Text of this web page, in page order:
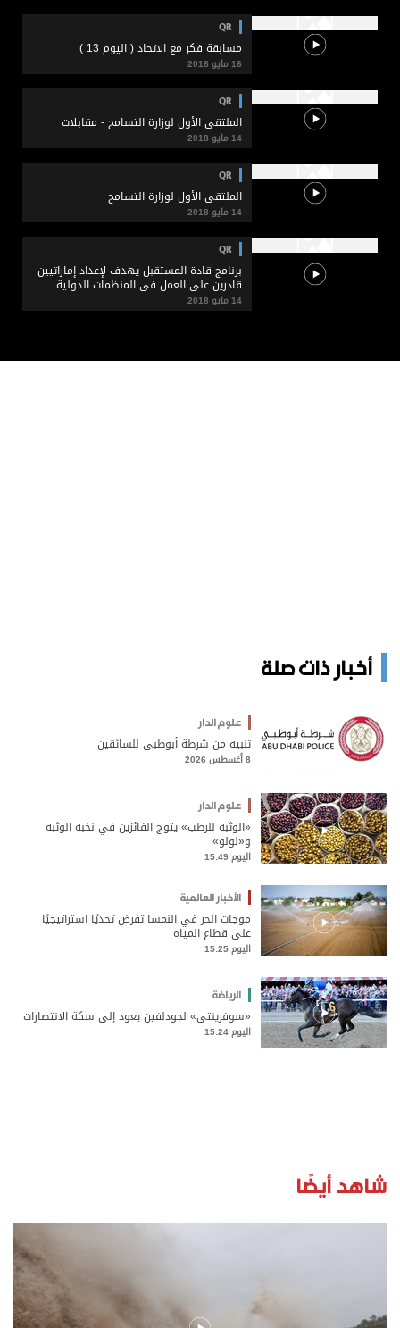
QR
مسابقة فكر مع الاتحاد ( اليوم 13 )
16 مايو 2018
QR
الملتقى الأول لوزارة التسامح - مقابلات
14 مايو 2018
QR
الملتقى الأول لوزارة التسامح
14 مايو 2018
QR
برنامج قادة المستقبل يهدف لإعداد إماراتيين
قادرين على العمل في المنظمات الدولية
14 مايو 2018
أخبار ذات صلة
علوم الدار
تنبيه من شرطة أبوظبي للسائقين
8 أغسطس 2026
علوم الدار
«الوثبة للرطب» يتوج الفائزين في نخبة الوثبة
و«لولو»
اليوم 15:49
الأخبار العالمية
موجات الحر في النمسا تفرض تحديًا استراتيجيًا
على قطاع المياه
اليوم 15:25
الرياضة
«سوفرينتي» لجودلفين يعود إلى سكة الانتصارات
اليوم 15:24
شاهد أيضًا